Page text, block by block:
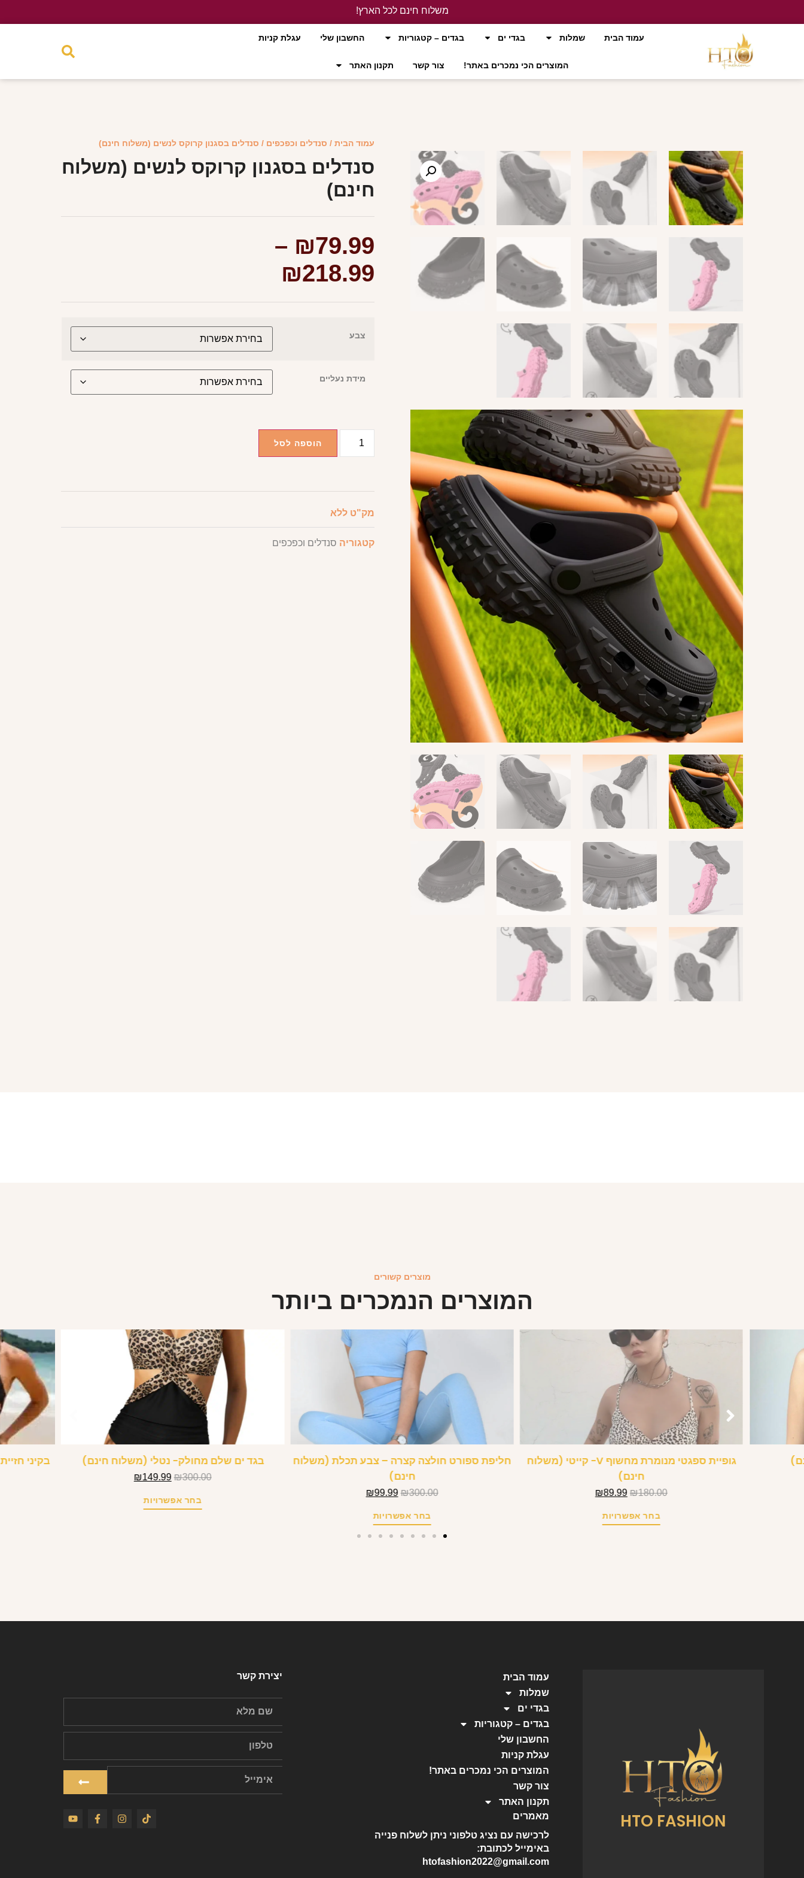
משלוח חינם לכל הארץ!
עמוד הבית
שמלות בגדי ים בגדים – קטגוריות החשבון שלי עגלת קניות
המוצרים הכי נמכרים באתר! צור קשר תקנון האתר
עמוד הבית / סנדלים וכפכפים / סנדלים בסגנון קרוקס לנשים (משלוח חינם)
סנדלים בסגנון קרוקס לנשים (משלוח
חינם)
₪79.99
–
₪218.99
צבע
מידת נעליים
הוספה לסל
מק"ט ללא
קטגוריה סנדלים וכפכפים
מוצרים קשורים
המוצרים הנמכרים ביותר
גופיית ספגטי מנומרת מחשוף V- קייטי (משלוח
חינם)
₪180.00
₪89.99
בחר אפשרויות
חליפת ספורט חולצה קצרה – צבע תכלת (משלוח
חינם)
₪300.00
₪99.99
בחר אפשרויות
בגד ים שלם מחולק- נטלי (משלוח חינם)
₪300.00
₪149.99
בחר אפשרויות
בקיני
HTO FASHION
עמוד הבית
שמלות
בגדי ים
בגדים – קטגוריות
החשבון שלי
עגלת קניות
המוצרים הכי נמכרים באתר!
צור קשר
תקנון האתר
מאמרים
לרכישה עם נציג טלפוני ניתן לשלוח פנייה
באימייל לכתובת:
htofashion2022@gmail.com
יצירת קשר